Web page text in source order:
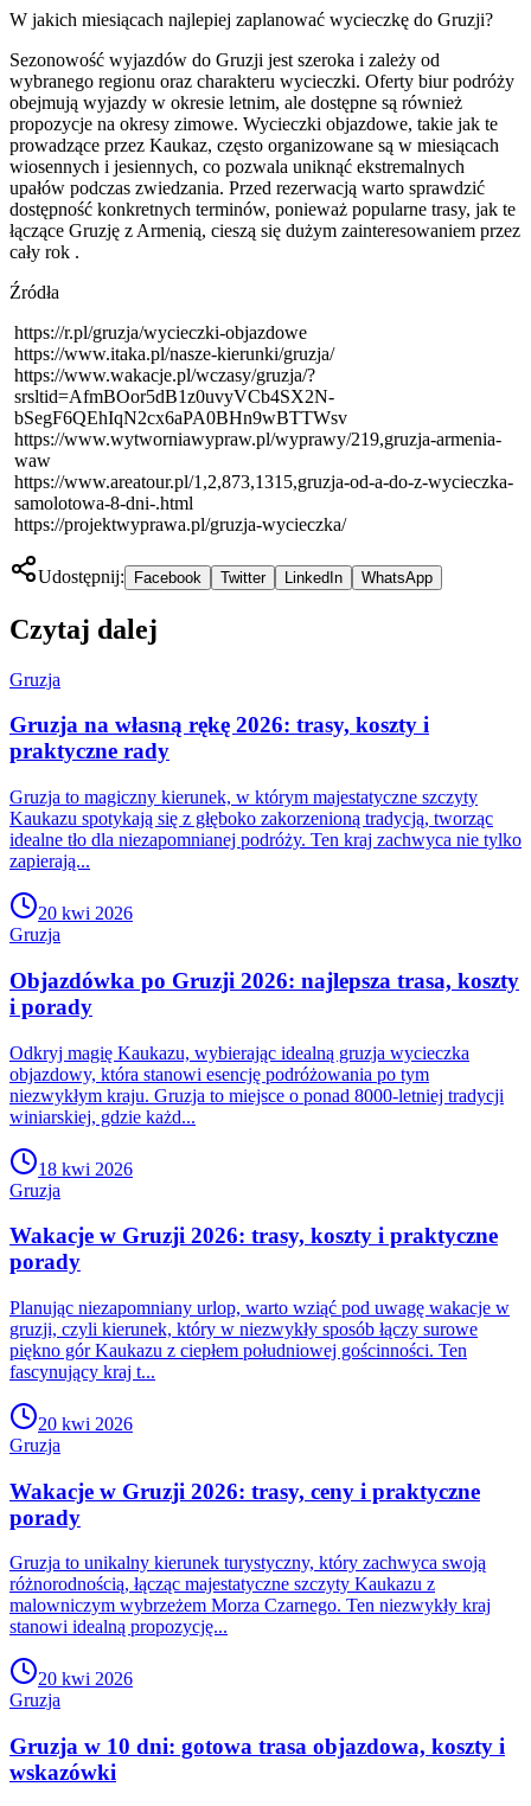
W jakich miesiącach najlepiej zaplanować wycieczkę do Gruzji?
Sezonowość wyjazdów do Gruzji jest szeroka i zależy od
wybranego regionu oraz charakteru wycieczki. Oferty biur podróży
obejmują wyjazdy w okresie letnim, ale dostępne są również
propozycje na okresy zimowe. Wycieczki objazdowe, takie jak te
prowadzące przez Kaukaz, często organizowane są w miesiącach
wiosennych i jesiennych, co pozwala uniknąć ekstremalnych
upałów podczas zwiedzania. Przed rezerwacją warto sprawdzić
dostępność konkretnych terminów, ponieważ popularne trasy, jak te
łączące Gruzję z Armenią, cieszą się dużym zainteresowaniem przez
cały rok .
Źródła
https://r.pl/gruzja/wycieczki-objazdowe
https://www.itaka.pl/nasze-kierunki/gruzja/
https://www.wakacje.pl/wczasy/gruzja/?
srsltid=AfmBOor5dB1z0uvyVCb4SX2N-
bSegF6QEhIqN2cx6aPA0BHn9wBTTWsv
https://www.wytworniawypraw.pl/wyprawy/219,gruzja-armenia-
waw
https://www.areatour.pl/1,2,873,1315,gruzja-od-a-do-z-wycieczka-
samolotowa-8-dni-.html
https://projektwyprawa.pl/gruzja-wycieczka/
Udostępnij: Facebook Twitter LinkedIn WhatsApp
Czytaj dalej
Gruzja
Gruzja na własną rękę 2026: trasy, koszty i
praktyczne rady
Gruzja to magiczny kierunek, w którym majestatyczne szczyty
Kaukazu spotykają się z głęboko zakorzenioną tradycją, tworząc
idealne tło dla niezapomnianej podróży. Ten kraj zachwyca nie tylko
zapierają...
20 kwi 2026
Gruzja
Objazdówka po Gruzji 2026: najlepsza trasa, koszty
i porady
Odkryj magię Kaukazu, wybierając idealną gruzja wycieczka
objazdowy, która stanowi esencję podróżowania po tym
niezwykłym kraju. Gruzja to miejsce o ponad 8000-letniej tradycji
winiarskiej, gdzie każd...
18 kwi 2026
Gruzja
Wakacje w Gruzji 2026: trasy, koszty i praktyczne
porady
Planując niezapomniany urlop, warto wziąć pod uwagę wakacje w
gruzji, czyli kierunek, który w niezwykły sposób łączy surowe
piękno gór Kaukazu z ciepłem południowej gościnności. Ten
fascynujący kraj t...
20 kwi 2026
Gruzja
Wakacje w Gruzji 2026: trasy, ceny i praktyczne
porady
Gruzja to unikalny kierunek turystyczny, który zachwyca swoją
różnorodnością, łącząc majestatyczne szczyty Kaukazu z
malowniczym wybrzeżem Morza Czarnego. Ten niezwykły kraj
stanowi idealną propozycję...
20 kwi 2026
Gruzja
Gruzja w 10 dni: gotowa trasa objazdowa, koszty i
wskazówki